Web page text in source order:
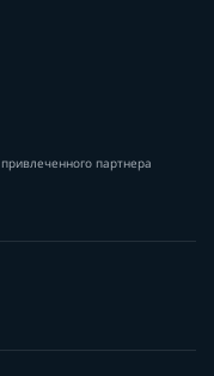
партнера